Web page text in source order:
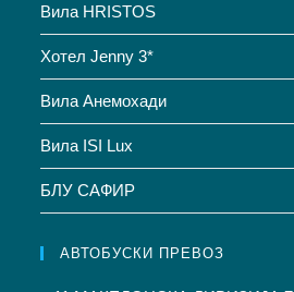
Вила HRISTOS
Хотел Jenny 3*
Вила Анемохади
Вила ISI Lux
БЛУ САФИР
АВТОБУСКИ ПРЕВОЗ